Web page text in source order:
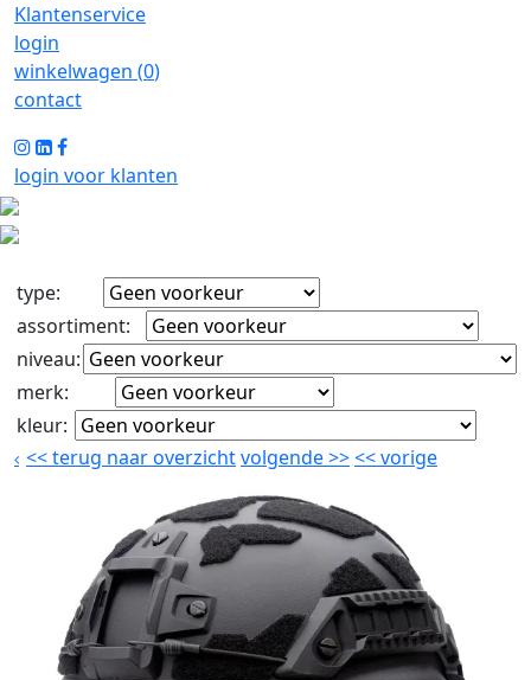
Klantenservice
login
winkelwagen (0)
contact
login voor klanten
type:
assortiment:
niveau:
merk:
kleur:
<<terug naar overzichtvolgende>><<vorige